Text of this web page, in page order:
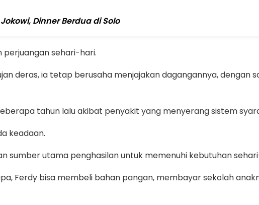
Dinner Berdua di Solo
perjuangan sehari-hari.
deras, ia tetap berusaha menjajakan dagangannya, dengan
tahun lalu akibat penyakit yang menyerang sistem
keadaan.
sumber utama penghasilan untuk memenuhi kebutuhan
Ferdy bisa membeli bahan pangan, membayar sekolah